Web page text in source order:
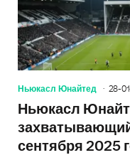
Ньюкасл Юнайтед 28-
Ньюкасл
сентября 2025